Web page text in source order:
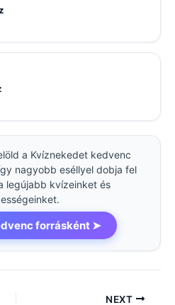
a Kvíznekedet kedvenc
nagyobb eséllyel dobja fel
legújabb kvízeinket és
forrásként ➤
NEXT